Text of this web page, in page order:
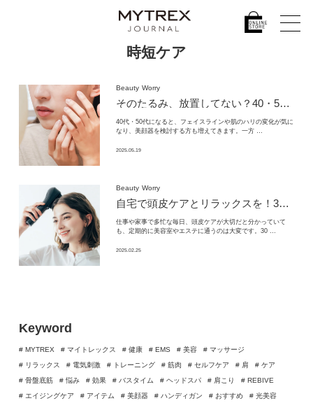
Keyword
# MYTREX # マイトレックス # 健康 # EMS # 美容
# マッサージ
# リラックス
# 電気刺激 # トレーニング # 筋肉 # セルフケア # 肩
# ケア
# 骨盤底筋
# 悩み # 効果 # バスタイム # ヘッドスパ # 肩こり
# REBIVE
# エイジングケア
# アイテム # 美顔器 # ハンディガン # おすすめ
# 光美容
時短ケア
Beauty Worry
そのたるみ、放置してない？ 40・50代から始めるEMS美顔器の“引き上げ”習慣
40代・50代になると、フェイスラインや肌のハリの変化が気に
なり、美顔器を検討する方も増えてきます。一方 …
2025.05.19
Beauty Worry
自宅で頭皮ケアとリラックスを！ 30代・40代女性のための「ヘッドスパ ブラシ」
仕事や家事で多忙な毎日、頭皮ケアが大切だと分かっていて
も、定期的に美容室やエステに通うのは大変です。30 …
2025.02.25